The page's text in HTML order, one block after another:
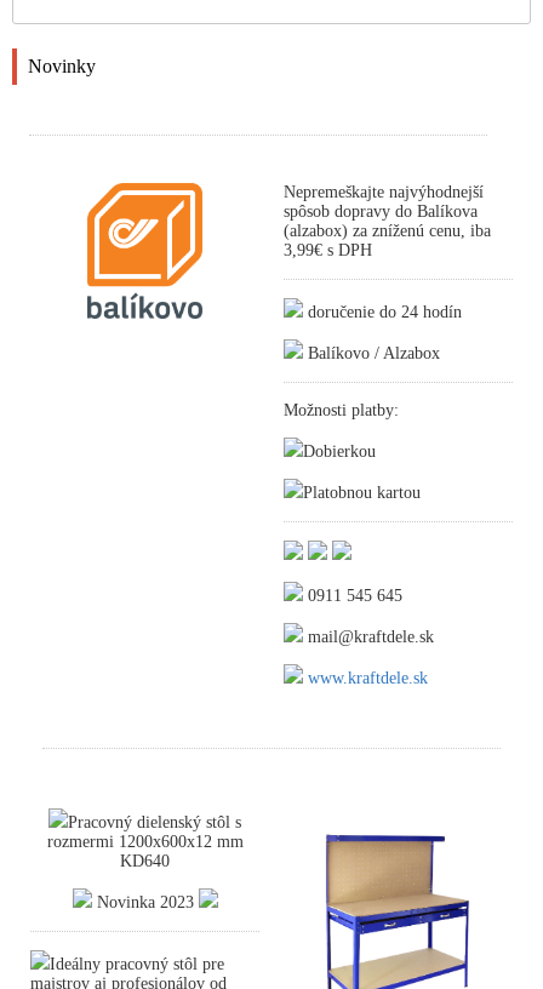
Novinky
Nepremeškajte najvýhodnejší
spôsob dopravy do Balíkova
(alzabox) za zníženú cenu, iba
3,99€ s DPH
doručenie do 24 hodín
Balíkovo / Alzabox
Možnosti platby:
Dobierkou
Platobnou kartou
0911 545 645
mail@kraftdele.sk
www.kraftdele.sk
Pracovný dielenský stôl s
rozmermi 1200x600x12 mm
KD640
Novinka 2023
Ideálny pracovný stôl pre
majstrov aj profesionálov od